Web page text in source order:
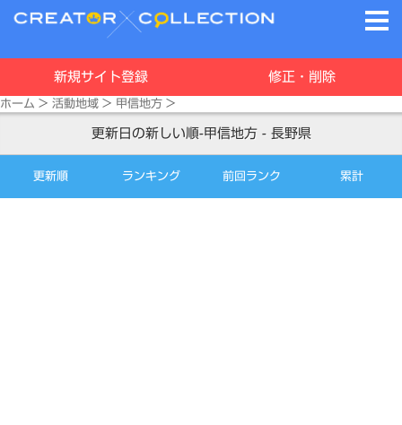
新規サイト登録 修正・削除
ホーム > 活動地域 > 甲信地方 >
更新日の新しい順-甲信地方 - 長野県
更新順 ランキング 前回ランク 累計